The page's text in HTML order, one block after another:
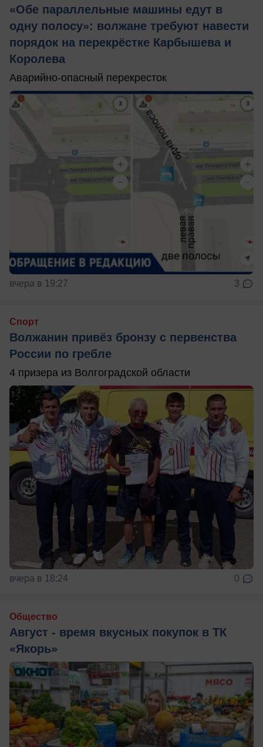
«Обе параллельные машины едут в
одну полосу»: волжане требуют навести
порядок на перекрёстке Карбышева и
Королева
Аварийно-опасный перекресток
вчера в 19:27 3
Спорт
Волжанин привёз бронзу с первенства
России по гребле
4 призера из Волгоградской области
вчера в 18:24 0
Общество
Август - время вкусных покупок в ТК
«Якорь»